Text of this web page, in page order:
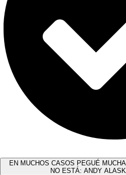
EN MUCHOS CASOS PEGUÉ
NO ESTÁ: ANDY